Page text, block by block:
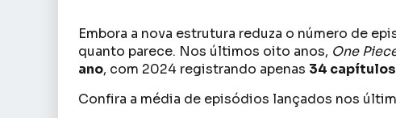
Embora a nova estrutura reduza o número de
quanto parece. Nos últimos oito anos, One
ano, com 2024 registrando apenas 34 capítulos
Confira a média de episódios lançados nos